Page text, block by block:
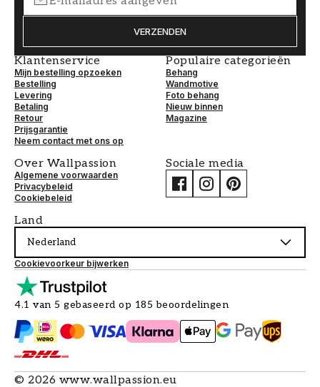
VERZENDEN
Klantenservice
Mijn bestelling opzoeken
Bestelling
Levering
Betaling
Retour
Prijsgarantie
Neem contact met ons op
Populaire categorieën
Behang
Wandmotive
Foto behang
Nieuw binnen
Magazine
Over Wallpassion
Algemene voorwaarden
Privacybeleid
Cookiebeleid
Sociale media
Land
Nederland
Cookievoorkeur bijwerken
4.1 van 5 gebaseerd op 185 beoordelingen
© 2026 www.wallpassion.eu